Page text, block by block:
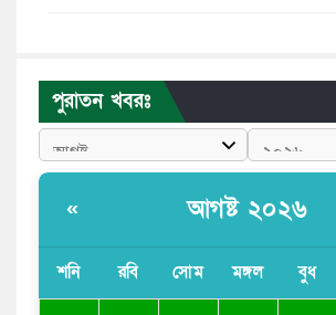
বাংলাদেশী কর্মীদের আকামা নিয়ে বড় সুখবর
সরকার
ভারতের পূর্ব সীমান্তে এখন ‘আরেকটি
যে ডকুমেন্টারিতে আবু সাঈদের ছবি নেই,
পুরাতন খবরঃ
« আগষ্ট ২০২৬
শনি রবি সোম মঙ্গল বুধ